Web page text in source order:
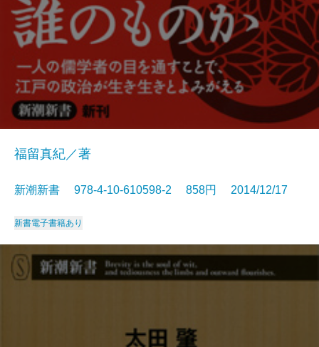
福留真紀／著
新潮新書 978-4-10-610598-2 858円 2014/12/17
新書電子書籍あり